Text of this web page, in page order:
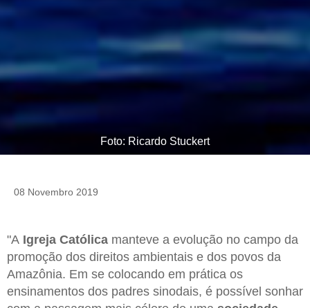
Foto: Ricardo Stuckert
08 Novembro 2019
"A Igreja Católica manteve a evolução no campo da
promoção dos direitos ambientais e dos povos da
Amazônia. Em se colocando em prática os
ensinamentos dos padres sinodais, é possível sonhar